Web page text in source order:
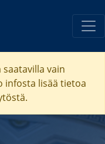
vain
infosta lisää tietoa